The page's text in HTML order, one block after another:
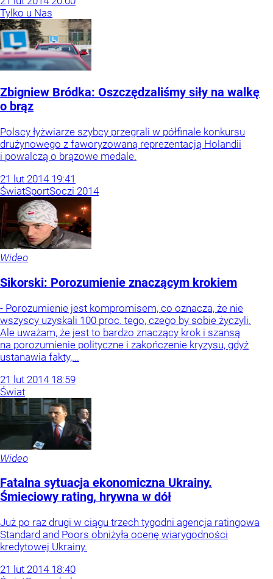
Tylko u Nas
Zbigniew Bródka: Oszczędzaliśmy siły na walkę
o brąz
Polscy łyżwiarze szybcy przegrali w półfinale konkursu
drużynowego z faworyzowaną reprezentacją Holandii
i powalczą o brązowe medale.
21 lut 2014 19:41
ŚwiatSportSoczi 2014
Wideo
Sikorski: Porozumienie znaczącym krokiem
- Porozumienie jest kompromisem, co oznacza, że nie
wszyscy uzyskali 100 proc. tego, czego by sobie życzyli.
Ale uważam, że jest to bardzo znaczący krok i szansą
na porozumienie polityczne i zakończenie kryzysu, gdyż
ustanawia fakty,...
21 lut 2014 18:59
Świat
Wideo
Fatalna sytuacja ekonomiczna Ukrainy.
Śmieciowy rating, hrywna w dół
Już po raz drugi w ciągu trzech tygodni agencja ratingowa
Standard and Poors obniżyła ocenę wiarygodności
kredytowej Ukrainy.
21 lut 2014 18:40